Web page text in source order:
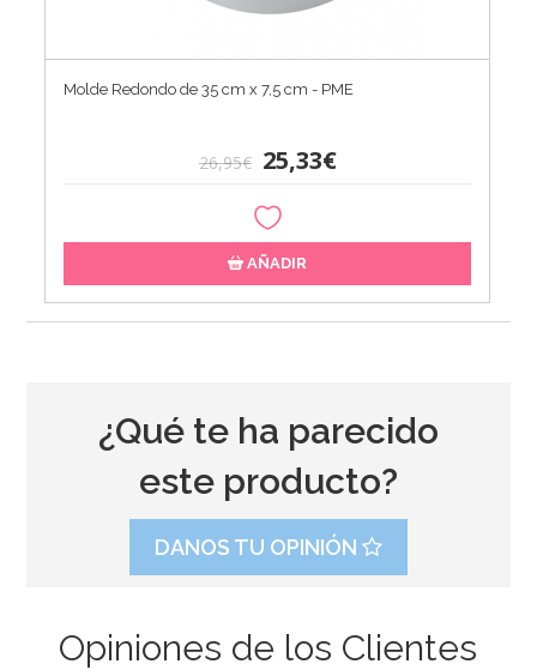
Molde Redondo de 35 cm x 7,5 cm - PME
26,95€ 25,33€
AÑADIR
¿Qué te ha parecido
este producto?
DANOS TU OPINIÓN
Opiniones de los Clientes